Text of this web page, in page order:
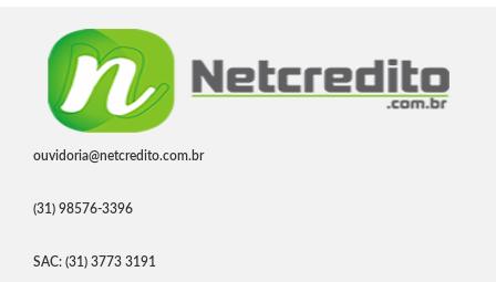
ouvidoria@netcredito.com.br
(31) 98576-3396
SAC: (31) 3773 3191